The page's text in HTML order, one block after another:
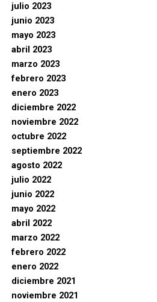
julio 2023
junio 2023
mayo 2023
abril 2023
marzo 2023
febrero 2023
enero 2023
diciembre 2022
noviembre 2022
octubre 2022
septiembre 2022
agosto 2022
julio 2022
junio 2022
mayo 2022
abril 2022
marzo 2022
febrero 2022
enero 2022
diciembre 2021
noviembre 2021